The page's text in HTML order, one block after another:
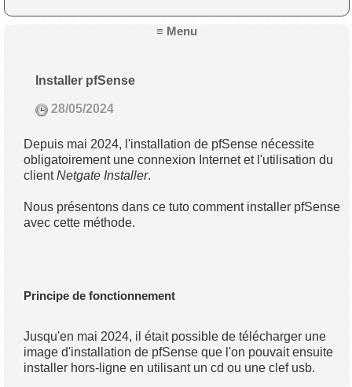
≡ Menu
Installer pfSense
28/05/2024
Depuis mai 2024, l'installation de pfSense nécessite
obligatoirement une connexion Internet et l'utilisation du
clientNetgate Installer.
Nous présentons dans ce tuto comment installer pfSense
avec cette méthode.
Principe de fonctionnement
Jusqu'en mai 2024, il était possible de télécharger une
image d'installation de pfSense que l'on pouvait ensuite
installer hors-ligne en utilisant un cd ou une clef usb.